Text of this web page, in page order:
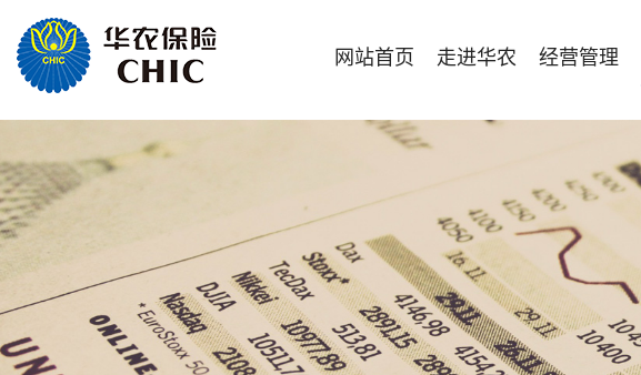
网站首页 走进华农 经营管理